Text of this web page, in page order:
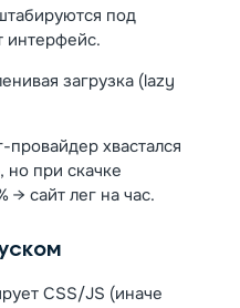
под
интерфейс.
загрузка (lazy
хвастался
но при скачке
→ сайт лег на час.
CSS/JS (иначе